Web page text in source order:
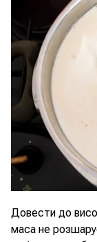
Довести до
маса не